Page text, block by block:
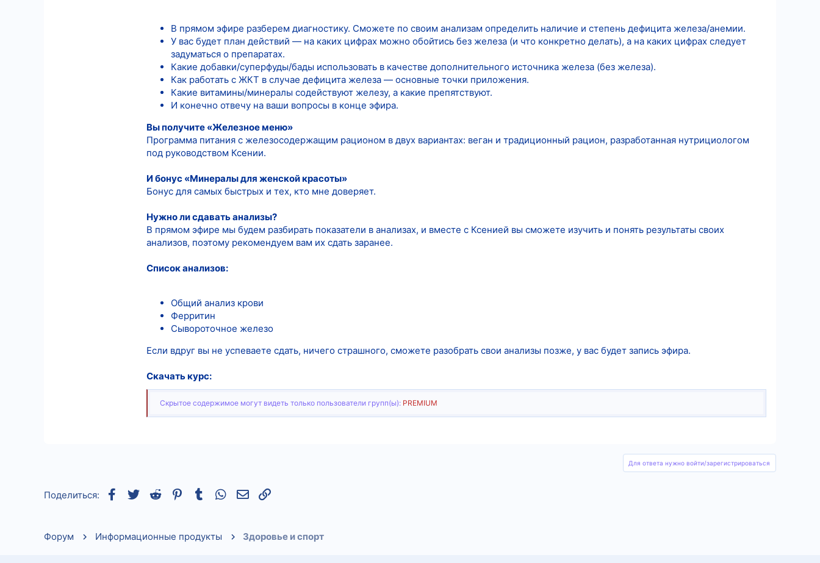
В прямом эфире разберем диагностику. Сможете по своим анализам определить наличие и степень дефицита железа/анемии.
У вас будет план действий — на каких цифрах можно обойтись без железа (и что конкретно делать), а на каких цифрах следует
задуматься о препаратах.
Какие добавки/суперфуды/бады использовать в качестве дополнительного источника железа (без железа).
Как работать с ЖКТ в случае дефицита железа — основные точки приложения.
Какие витамины/минералы содействуют железу, а какие препятствуют.
И конечно отвечу на ваши вопросы в конце эфира.
Вы получите «Железное меню»
Программа питания с железосодержащим рационом в двух вариантах: веган и традиционный рацион, разработанная нутрициологом
под руководством Ксении.
И бонус «Минералы для женской красоты»
Бонус для самых быстрых и тех, кто мне доверяет.
Нужно ли сдавать анализы?
В прямом эфире мы будем разбирать показатели в анализах, и вместе с Ксенией вы сможете изучить и понять результаты своих
анализов, поэтому рекомендуем вам их сдать заранее.
Список анализов:
Общий анализ крови
Ферритин
Сывороточное железо
Если вдруг вы не успеваете сдать, ничего страшного, сможете разобрать свои анализы позже, у вас будет запись эфира.
Скачать курс:
Скрытое содержимое могут видеть только пользователи групп(ы): PREMIUM
Для ответа нужно войти/зарегистрироваться
Поделиться: Facebook
TwitterReddit Pinterest
TumblrWhatsAppЭлектронная почта
Ссылка
Форум Информационные продукты Здоровье и спорт